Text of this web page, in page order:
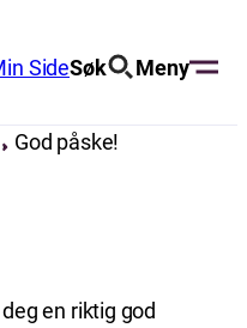
SideSøk Meny
God påske!
en riktig god